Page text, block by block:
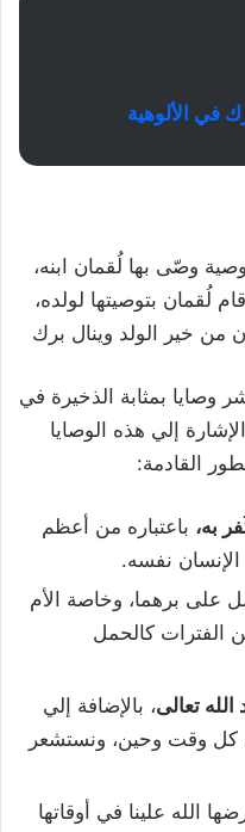
في الألوهية
وصّى بها لُقمان ابنه،
لُقمان بتوصيتها لولده،
من خير الولد وينال برك
وصايا بمثابة الذخيرة في
الإشارة إلي هذه الوصايا
القادمة:
به، باعتباره من أعظم
الإنسان نفسه.
على برهما، وخاصة الأم
الفترات كالحمل
تعالى، بالإضافة إلي
كل وقت وحين، ونستشعر
الله علينا في أوقاتها